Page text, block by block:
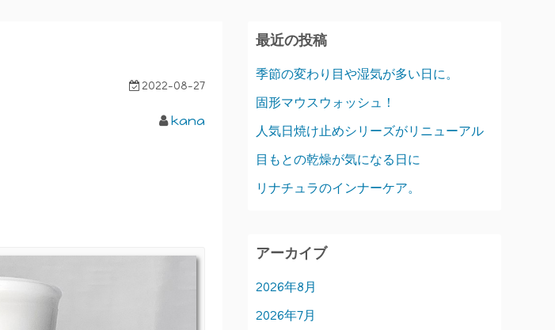
2022-08-27
kana
最近の投稿
季節の変わり目や湿気が多い日に。
固形マウスウォッシュ！
人気日焼け止めシリーズがリニューアル
目もとの乾燥が気になる日に
リナチュラのインナーケア。
アーカイブ
2026年8月
2026年7月